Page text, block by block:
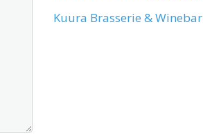
Kuura Brasserie & Winebar